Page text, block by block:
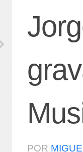
POR